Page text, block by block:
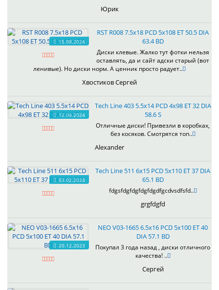
Юрик
15.08.2024
RST R008 7.5x18 PCD 5x108 ET 50.5 DIA
63.4 BD
Диски клевые. Жалко тут фотки нельзя
оставлять, да и сайт адски старый (вот
ленивые). Но диски норм. А ценник просто радует..
Хвостиков Сергей
12.04.2024
Tech Line 403 5.5x14 PCD 4x98 ET 32 DIA
58.6 S
Отличные диски! Привезли в коробках,
без косяков. Смотрятся топ..
Alexander
03.02.2024
Tech Line 511 6x15 PCD 5x110 ET 37 DIA
65.1 BD
fdgsfdgfdgfdgfdgdfgcdvsdfsfd..
grgfdgfd
20.12.2023
NEO V03-1665 6.5x16 PCD 5x100 ET 40
DIA 57.1 BD
Покупал 3 года назад , диски отличного
качества! ..
Сергей